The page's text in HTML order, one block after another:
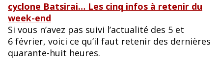
cyclone Batsirai… Les cinq infos à retenir du
week-end
Si vous n’avez pas suivi l’actualité des 5 et
6 février, voici ce qu’il faut retenir des dernières
quarante-huit heures.